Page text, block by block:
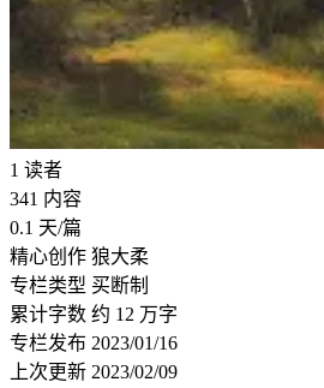
1 读者
341 内容
0.1 天/篇
精心创作 狼大柔
专栏类型 买断制
累计字数 约 12 万字
专栏发布 2023/01/16
上次更新 2023/02/09